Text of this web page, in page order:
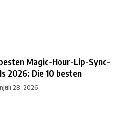
Magic-Hour-Lip-Sync-
2026: Die 10 besten
Juli 28, 2026